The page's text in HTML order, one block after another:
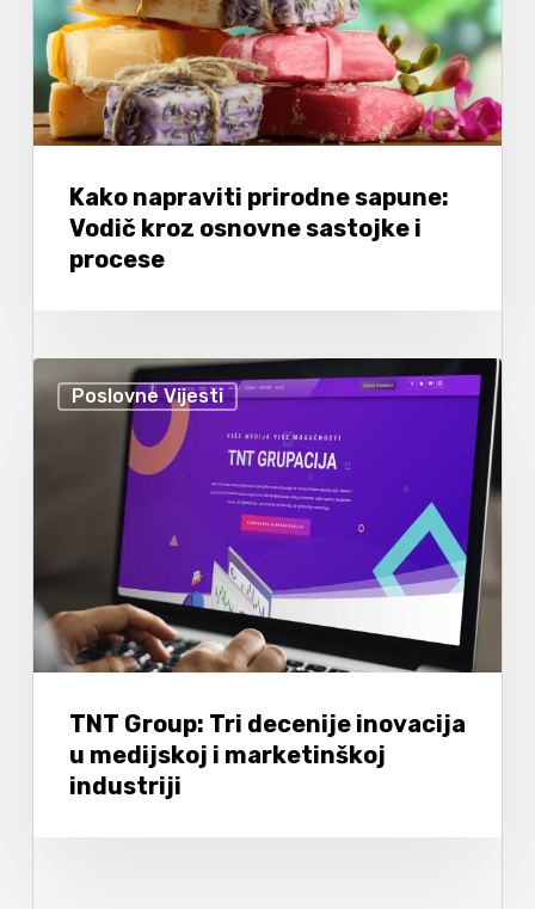
Kako napraviti prirodne sapune:
Vodič kroz osnovne sastojke i
procese
Poslovne Vijesti
TNT Group: Tri decenije inovacija
u medijskoj i marketinškoj
industriji